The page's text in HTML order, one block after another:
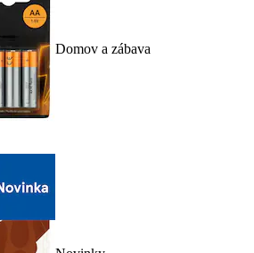
Domov a zábava